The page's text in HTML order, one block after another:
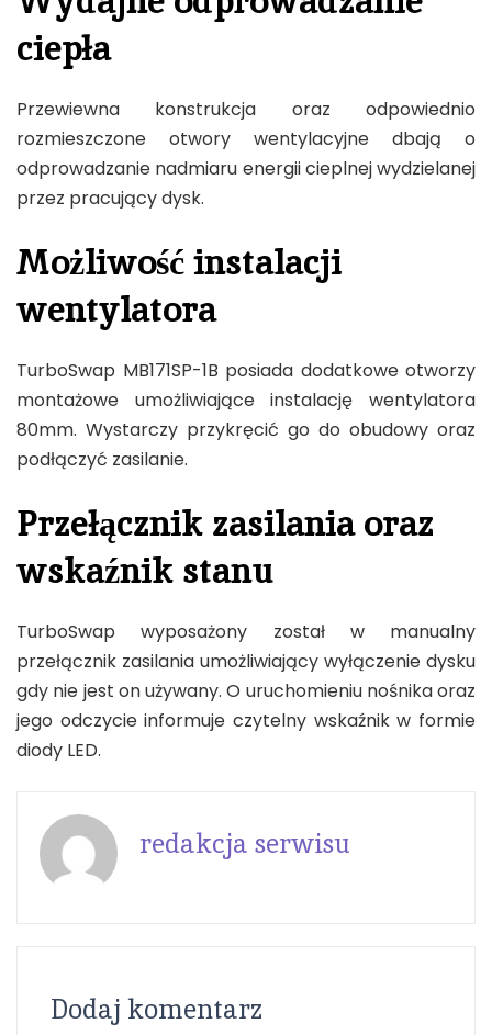
ciepła
Przewiewna konstrukcja oraz odpowiednio
rozmieszczone otwory wentylacyjne dbają o
odprowadzanie nadmiaru energii cieplnej wydzielanej
przez pracujący dysk.
Możliwość instalacji
wentylatora
TurboSwap MB171SP-1B posiada dodatkowe otworzy
montażowe umożliwiające instalację wentylatora
80mm. Wystarczy przykręcić go do obudowy oraz
podłączyć zasilanie.
Przełącznik zasilania oraz
wskaźnik stanu
TurboSwap wyposażony został w manualny
przełącznik zasilania umożliwiający wyłączenie dysku
gdy nie jest on używany. O uruchomieniu nośnika oraz
jego odczycie informuje czytelny wskaźnik w formie
diody LED.
redakcja serwisu
Dodaj komentarz